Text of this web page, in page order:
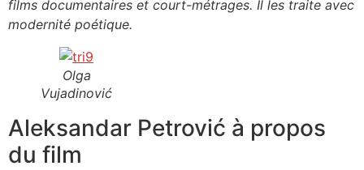
films documentaires et court-métrages. Il les traite avec
modernité poétique.
Olga
Vujadinović
Aleksandar Petrović à propos
du film